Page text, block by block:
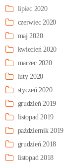
lipiec 2020
czerwiec 2020
maj 2020
kwiecień 2020
marzec 2020
luty 2020
styczeń 2020
grudzień 2019
listopad 2019
październik 2019
grudzień 2018
listopad 2018